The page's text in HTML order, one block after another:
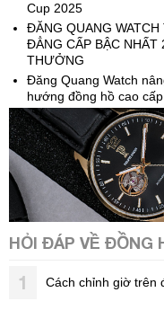
Cup 2025
ĐĂNG QUANG WATCH
ĐẲNG CẤP BẬC
THƯỞNG
Đăng Quang Watch
hướng đồng hồ cao
HỎI ĐÁP VỀ ĐỒNG
1 Cách chỉnh giờ trên